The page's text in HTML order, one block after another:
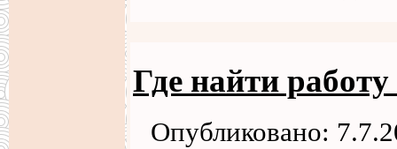
Где найти
Опубликовано: